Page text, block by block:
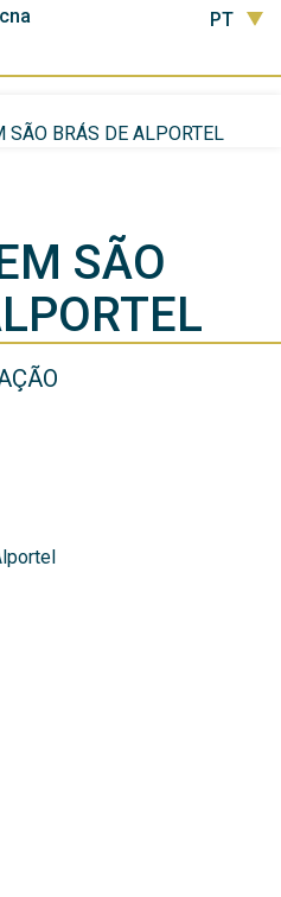
PT
SÃO BRÁS DE ALPORTEL
SÃO